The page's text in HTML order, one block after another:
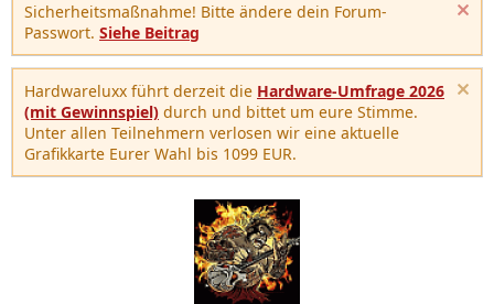
Sicherheitsmaßnahme! Bitte ändere dein Forum-
Passwort. Siehe Beitrag
Hardwareluxx führt derzeit die Hardware-Umfrage 2026
(mit Gewinnspiel) durch und bittet um eure Stimme.
Unter allen Teilnehmern verlosen wir eine aktuelle
Grafikkarte Eurer Wahl bis 1099 EUR.